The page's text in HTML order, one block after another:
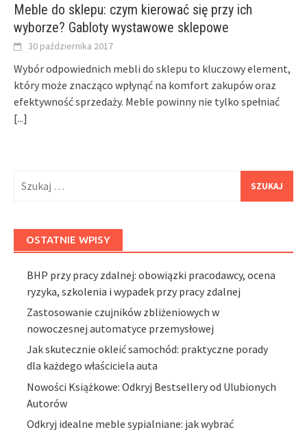
Meble do sklepu: czym kierować się przy ich
wyborze? Gabloty wystawowe sklepowe
30 października 2017
Wybór odpowiednich mebli do sklepu to kluczowy element,
który może znacząco wpłynąć na komfort zakupów oraz
efektywność sprzedaży. Meble powinny nie tylko spełniać
[...]
OSTATNIE WPISY
BHP przy pracy zdalnej: obowiązki pracodawcy, ocena
ryzyka, szkolenia i wypadek przy pracy zdalnej
Zastosowanie czujników zbliżeniowych w
nowoczesnej automatyce przemysłowej
Jak skutecznie okleić samochód: praktyczne porady
dla każdego właściciela auta
Nowości Książkowe: Odkryj Bestsellery od Ulubionych
Autorów
Odkryj idealne meble sypialniane: jak wybrać